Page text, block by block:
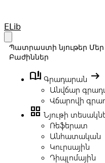
Your Company
ELib
Պատրաստի նյութեր
Բաժիններ
book_ribbon Գրադարան arrow_right_alt
Անվճար
Վճարովի
grid_view Նյութի
Ռեֆերատ
Անհատական
Կուրսային
Դիպլոմային